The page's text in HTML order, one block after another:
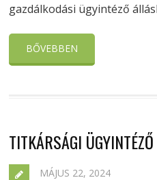
gazdálkodási ügyintéző
BŐVEBBEN
TITKÁRSÁGI
MÁJUS 22, 2024